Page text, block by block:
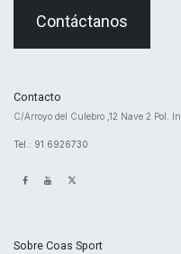
Contáctanos
Contacto
​C/Arroyo del Culebro ,12 Nave 2 ​Pol.
Tel.: 91 6926730
Sobre Coas Sport